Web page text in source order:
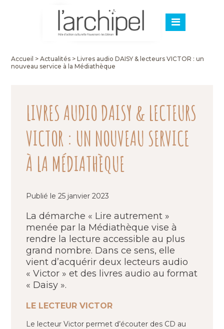
Accueil >Actualités >Livres audio DAISY & lecteurs VICTOR : un
nouveau service à la Médiathèque
LIVRES AUDIO DAISY & LECTEURS
VICTOR : UN NOUVEAU SERVICE
À LA MÉDIATHÈQUE
Publié le 25 janvier 2023
La démarche « Lire autrement »
menée par la Médiathèque vise à
rendre la lecture accessible au plus
grand nombre. Dans ce sens, elle
vient d’acquérir deux lecteurs audio
« Victor » et des livres audio au format
« Daisy ».
LE LECTEUR VICTOR
Le lecteur Victor permet d’écouter des CD au